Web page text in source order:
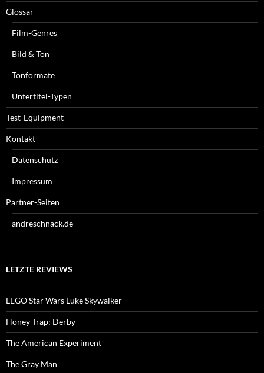
Glossar
Film-Genres
Bild & Ton
Tonformate
Untertitel-Typen
Test-Equipment
Kontakt
Datenschutz
Impressum
Partner-Seiten
andreschnack.de
LETZTE REVIEWS
LEGO Star Wars Luke Skywalker
Honey Trap: Derby
The American Experiment
The Gray Man